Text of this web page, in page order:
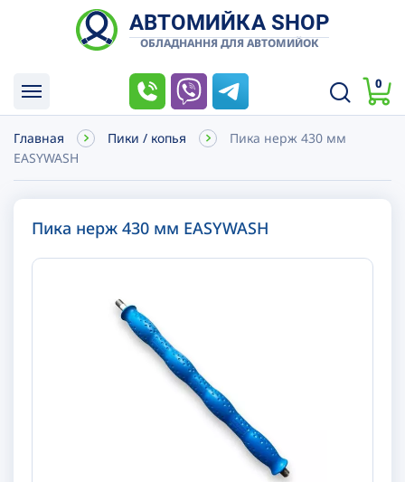
АВТОМИЙКА SHOP
ОБЛАДНАННЯ ДЛЯ АВТОМИЙОК
0
Главная Пики / копья
Пика нерж 430 мм
EASYWASH
Пика нерж 430 мм EASYWASH